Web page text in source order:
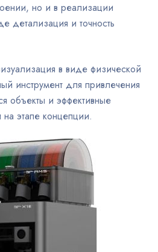
но и в реализации
детализация и точность
в виде физической
инструмент для привлечения
объекты и эффективные
этапе концепции.